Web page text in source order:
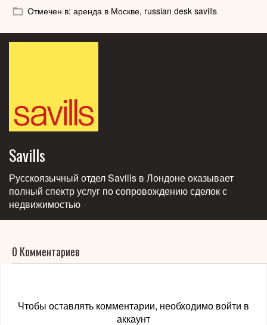
Отмечен в: аренда в Москве, russian desk savills
Savills
Русскоязычный отдел Savills в Лондоне оказывает
полный спектр услуг по сопровождению сделок с
недвижимостью
0 Комментариев
Чтобы оставлять комментарии, необходимо войти в
аккаунт